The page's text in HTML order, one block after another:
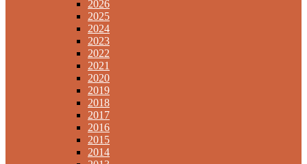
2026
2025
2024
2023
2022
2021
2020
2019
2018
2017
2016
2015
2014